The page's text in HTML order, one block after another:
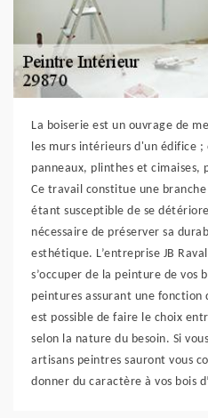
La boiserie est un ouvrage de
les murs intérieurs d'un édifice
panneaux, plinthes et cimaises,
Ce travail constitue une
étant susceptible de se
nécessaire de préserver sa
esthétique. L’entreprise JB
s’occuper de la peinture de vos
peintures assurant une
est possible de faire le choix
selon la nature du besoin. Si
artisans peintres sauront vous
donner du caractère à vos bois